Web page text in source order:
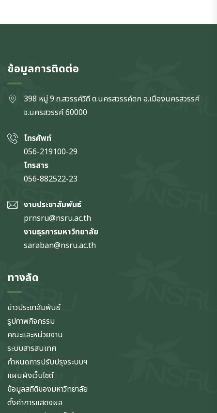
ข้อมูลการติดต่อ
398 หมู่ 9 ถ.สวรรค์วิถี ต.นครสวรรค์ตก อ.เมืองนครสวรรค์
จ.นครสวรรค์60000
โทรศัพท์
056-219100-29
โทรสาร
056-882522-23
งานประชาสัมพันธ์
prnsru@nsru.ac.th
งานธุรการมหาวิทยาลัย
saraban@nsru.ac.th
ทางลัด
ข่าวประชาสัมพันธ์
รูปภาพกิจกรรม
คณะและหน่วยงาน
ระบบสารสนเทศ
กำหนดการปรับปรุงระบบฯ
แผนผังเว็บไซต์
ข้อมูลสถิติของมหาวิทยาลัย
ตั้งค่าการแสดงผล